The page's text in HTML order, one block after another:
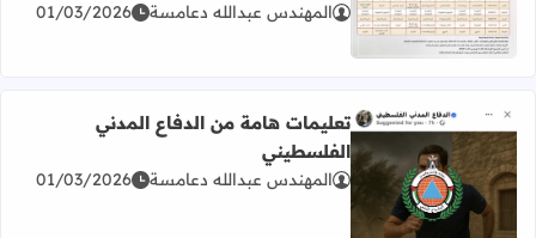
اقرأ المزيد عن برنامج امتحان الثانوية العامة للعام 2026 جدول امتحانات التوجيهي 2026
المهندس عبدالله دعامسة 01/03/2026
اقرأ المزيد عن تعليمات هامة من الدفاع المدني الفلسطيني
تعليمات هامة من الدفاع المدني
الفلسطيني
المهندس عبدالله دعامسة 01/03/2026